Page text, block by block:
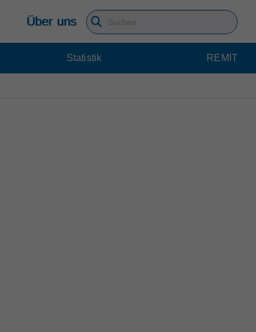
Über uns
Suchbegriff eingeben
Statistik REMIT